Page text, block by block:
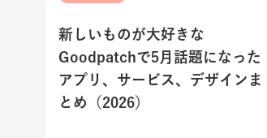
新しいものが大好きな
Goodpatchで5月話題になった
アプリ、サービス、デザインま
とめ（2026）